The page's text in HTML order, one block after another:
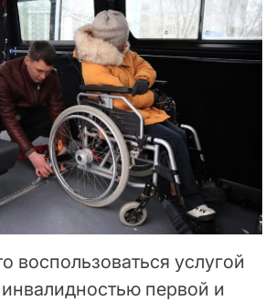
воспользоваться услугой
первой и